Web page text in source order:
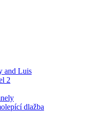
and Luis
2
dlažba